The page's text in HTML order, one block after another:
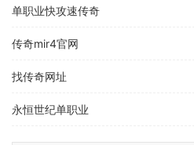
单职业快攻速传奇
传奇mir4官网
找传奇网址
永恒世纪单职业